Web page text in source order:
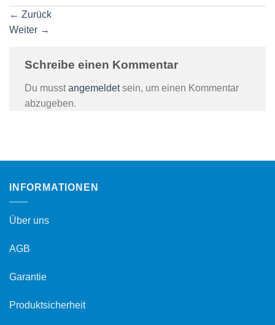
← Zurück
Weiter →
Schreibe einen Kommentar
Du musstangemeldetsein, um einen Kommentar
abzugeben.
INFORMATIONEN
Über uns
AGB
Garantie
Produktsicherheit